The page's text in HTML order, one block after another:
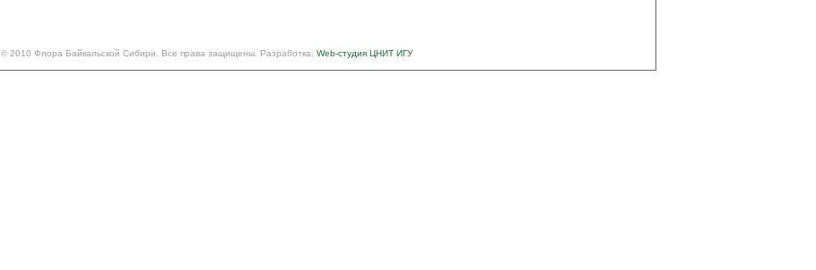
© 2010 Флора Байкальской Сибири. Все права защищены. Разработка: Web-студия ЦНИТ ИГУ